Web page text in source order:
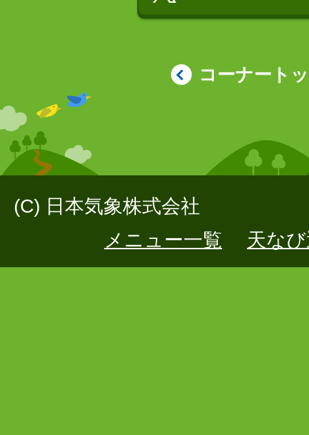
コーナート
(C) 日本気象株式会社
メニュー一覧
天な